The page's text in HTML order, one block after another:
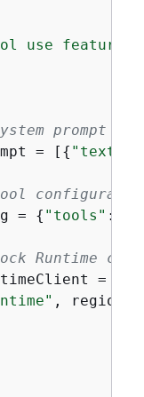
use feature
prompt
= [
{ "text"
=
{ "tools" :
Runtime
=
,